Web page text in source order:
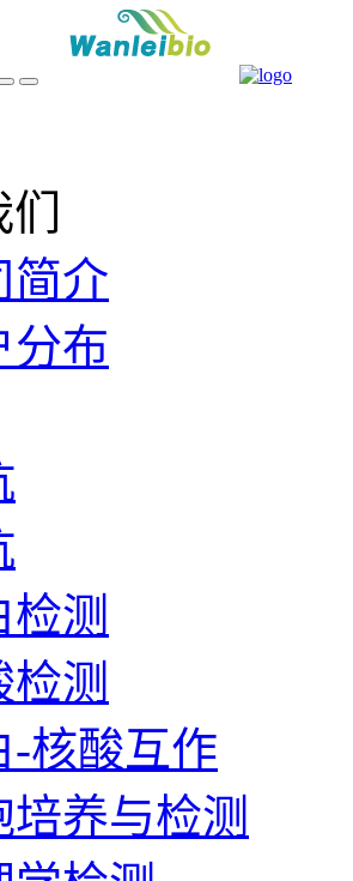
简介
分布
检测
检测
-核酸互作
培养与检测